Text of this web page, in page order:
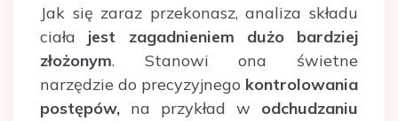
Jak się zaraz przekonasz, analiza składu
ciała jest zagadnieniem dużo bardziej
złożonym. Stanowi ona świetne
narzędzie do precyzyjnego kontrolowania
postępów, na przykład w odchudzaniu